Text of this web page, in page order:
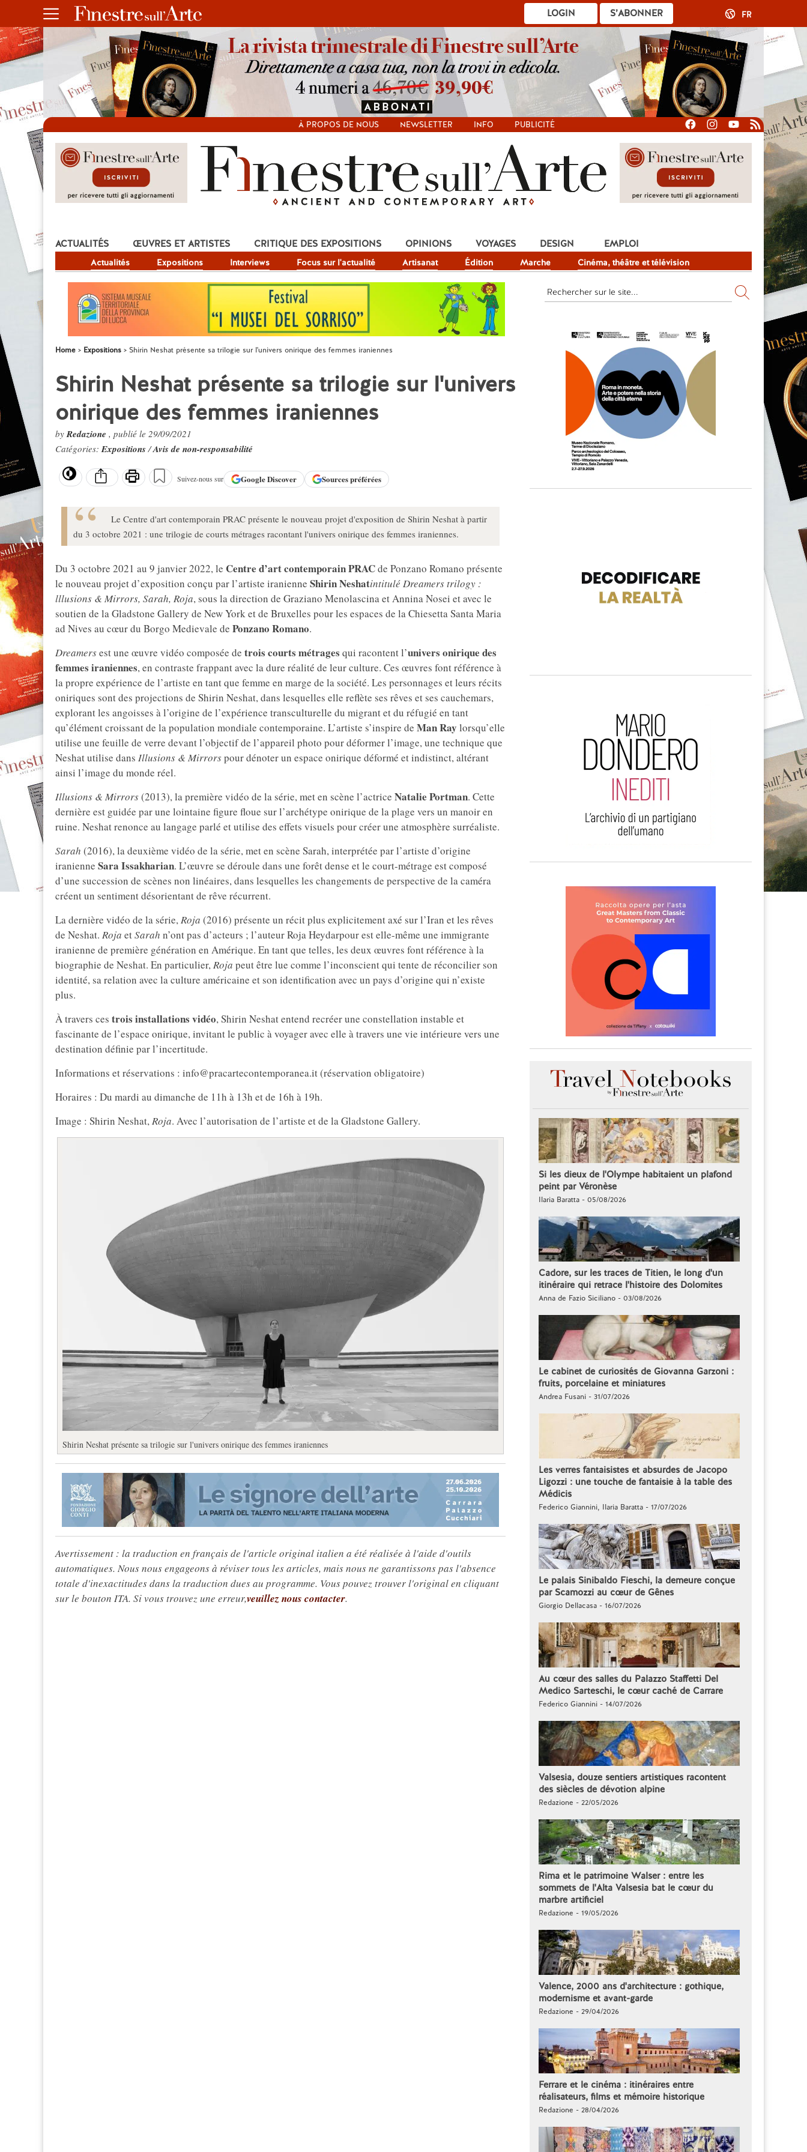
S’ABONNER
LOGIN FR
À PROPOS DE NOUS NEWSLETTER INFO PUBLICITÉ
ACTUALITÉS
Actualités Expositions Interviews Focus sur l'actualité Artisanat Édition Marche Cinéma, théâtre et télévision
ŒUVRES ET ARTISTES CRITIQUE DES EXPOSITIONS OPINIONS VOYAGES DESIGN EMPLOI
Home Expositions Shirin Neshat présente sa trilogie sur l'univers onirique des femmes iraniennes
Shirin Neshat présente sa trilogie sur l'univers
onirique des femmes iraniennes
byRedazione , publié le 29/09/2021
Catégories:Expositions/Avis de non-responsabilité
Suivez-nous sur GoogleDiscover Sources préférées
Le Centre d'art contemporain PRAC présente le nouveau projet d'exposition de Shirin Neshat à partir
du 3 octobre 2021 : une trilogie de courts métrages racontant l'univers onirique des femmes iraniennes.
Du 3 octobre 2021 au 9 janvier 2022, le Centre d’art contemporain PRACde Ponzano Romano présente
le nouveau projet d’exposition conçu par l’artiste iranienne Shirin Neshatintitulé Dreamers trilogy :
lllusions & Mirrors, Sarah, Roja, sous la direction de Graziano Menolascina et Annina Nosei et avec le
soutien de la Gladstone Gallery de New York et de Bruxelles pour les espaces de la Chiesetta Santa Maria
ad Nives au cœur du Borgo Medievale de Ponzano Romano.
Dreamersest une œuvre vidéo composée de trois courts métrages qui racontent l’univers onirique des
femmes iraniennes, en contraste frappant avec la dure réalité de leur culture. Ces œuvres font référence à
la propre expérience de l’artiste en tant que femme en marge de la société. Les personnages et leurs récits
oniriques sont des projections de Shirin Neshat, dans lesquelles elle reflète ses rêves et ses cauchemars,
explorant les angoisses à l’origine de l’expérience transculturelle du migrant et du réfugié en tant
qu’élément croissant de la population mondiale contemporaine. L’artiste s’inspire de Man Ray lorsqu’elle
utilise une feuille de verre devant l’objectif de l’appareil photo pour déformer l’image, une technique que
Neshat utilise dans Illusions & Mirrorspour dénoter un espace onirique déformé et indistinct, altérant
ainsi l’image du monde réel.
Illusions & Mirrors(2013), la première vidéo de la série, met en scène l’actrice Natalie Portman. Cette
dernière est guidée par une lointaine figure floue sur l’archétype onirique de la plage vers un manoir en
ruine. Neshat renonce au langage parlé et utilise des effets visuels pour créer une atmosphère surréaliste.
Sarah (2016), la deuxième vidéo de la série, met en scène Sarah, interprétée par l’artiste d’origine
iranienne Sara Issakharian. L’œuvre se déroule dans une forêt dense et le court-métrage est composé
d’une succession de scènes non linéaires, dans lesquelles les changements de perspective de la caméra
créent un sentiment désorientant de rêve récurrent.
La dernière vidéo de la série,Roja (2016) présente un récit plus explicitement axé sur l’Iran et les rêves
de Neshat. Roja etSarah n’ont pas d’acteurs ; l’auteur Roja Heydarpour est elle-même une immigrante
iranienne de première génération en Amérique. En tant que telles, les deux œuvres font référence à la
biographie de Neshat. En particulier,Roja peut être lue comme l’inconscient qui tente de réconcilier son
identité, sa relation avec la culture américaine et son identification avec un pays d’origine qui n’existe
plus.
À travers ces trois installations vidéo, Shirin Neshat entend recréer une constellation instable et
fascinante de l’espace onirique, invitant le public à voyager avec elle à travers une vie intérieure vers une
destination définie par l’incertitude.
Informations et réservations : info@pracartecontemporanea.it (réservation obligatoire)
Horaires : Du mardi au dimanche de 11h à 13h et de 16h à 19h.
Image : Shirin Neshat,Roja. Avec l’autorisation de l’artiste et de la Gladstone Gallery.
Shirin Neshat présente sa trilogie sur l'univers onirique des femmes iraniennes
Avertissement : la traduction en français de l'article original italien a été réalisée à l'aide d'outils
automatiques. Nous nous engageons à réviser tous les articles, mais nous ne garantissons pas l'absence
totale d'inexactitudes dans la traduction dues au programme. Vous pouvez trouver l'original en cliquant
sur le bouton ITA. Si vous trouvez une erreur,veuillez nous contacter.
Si les dieux de l'Olympe habitaient un plafond
peint par Véronèse
Ilaria Baratta - 05/08/2026
Cadore, sur les traces de Titien, le long d'un
itinéraire qui retrace l'histoire des Dolomites
Anna de Fazio Siciliano - 03/08/2026
Le cabinet de curiosités de Giovanna Garzoni :
fruits, porcelaine et miniatures
Andrea Fusani - 31/07/2026
Les verres fantaisistes et absurdes de Jacopo
Ligozzi : une touche de fantaisie à la table des
Médicis
Federico Giannini, Ilaria Baratta - 17/07/2026
Le palais Sinibaldo Fieschi, la demeure conçue
par Scamozzi au cœur de Gênes
Giorgio Dellacasa - 16/07/2026
Au cœur des salles du Palazzo Staffetti Del
Medico Sarteschi, le cœur caché de Carrare
Federico Giannini - 14/07/2026
Valsesia, douze sentiers artistiques racontent
des siècles de dévotion alpine
Redazione - 22/05/2026
Rima et le patrimoine Walser : entre les
sommets de l'Alta Valsesia bat le cœur du
marbre artificiel
Redazione - 19/05/2026
Valence, 2000 ans d'architecture : gothique,
modernisme et avant-garde
Redazione - 29/04/2026
Ferrare et le cinéma : itinéraires entre
réalisateurs, films et mémoire historique
Redazione - 28/04/2026